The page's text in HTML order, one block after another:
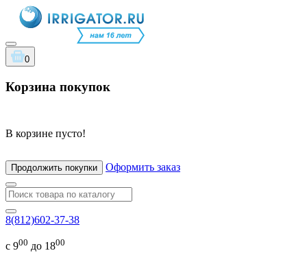
0
Корзина покупок
В корзине пусто!
Продолжить покупки Оформить заказ
8(812)602-37-38
с 900 до 1800